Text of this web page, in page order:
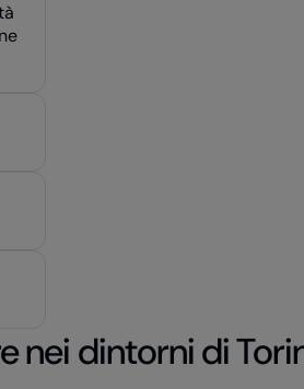
nei dintorni di